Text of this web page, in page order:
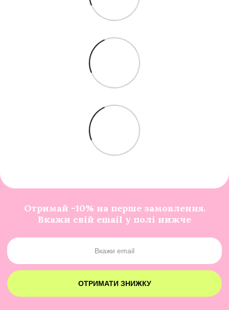
Отримай -10% на перше замовлення.
Вкажи свій email у полі нижче
ОТРИМАТИ ЗНИЖКУ